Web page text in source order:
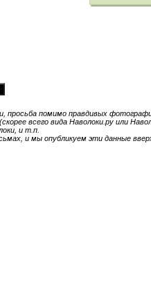
просьба помимо правдивых
всего вида Наволоки.ру или
и т.п.
и мы опубликуем эти данные